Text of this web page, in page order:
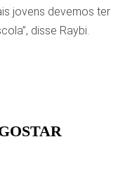
jovens devemos ter
disse Raybi.